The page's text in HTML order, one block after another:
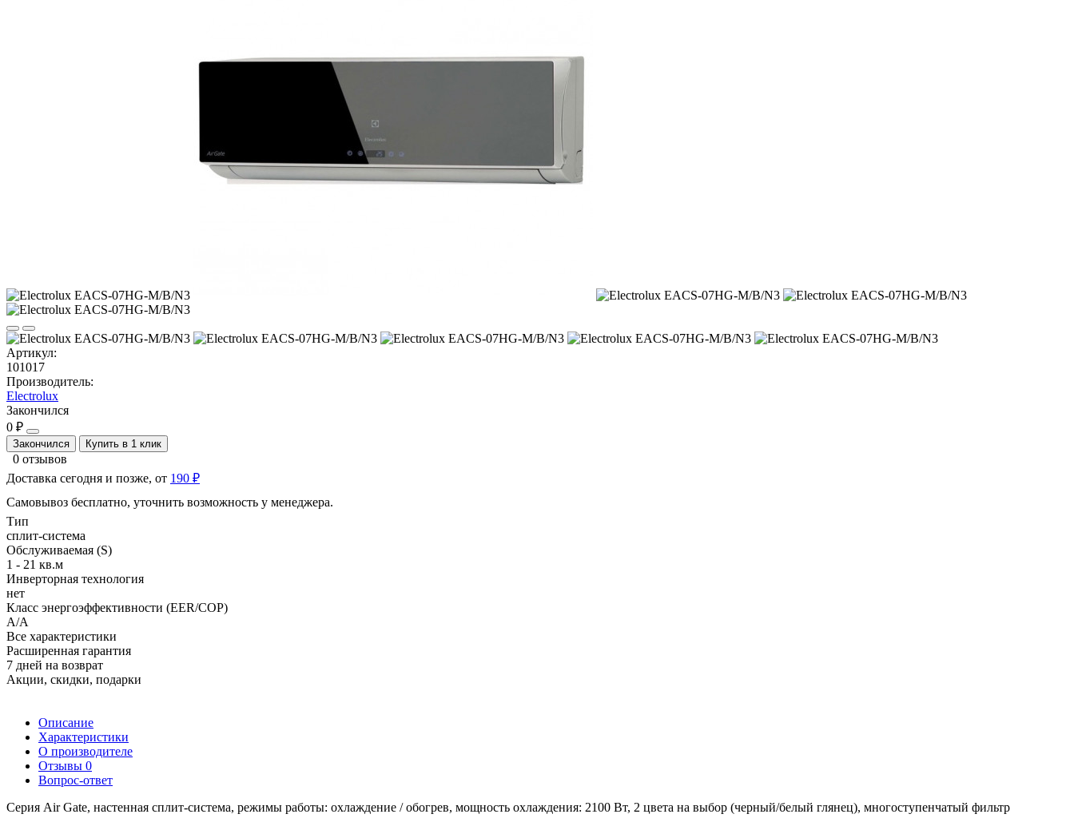
Артикул:
101017
Производитель:
Electrolux
Закончился
0 ₽
Закончился Купить в 1 клик
0 отзывов
Доставка сегодня и позже, от 190 ₽
Самовывоз бесплатно, уточнить возможность у менеджера.
Тип
сплит-система
Обслуживаемая (S)
1 - 21 кв.м
Инверторная технология
нет
Класс энергоэффективности (EER/COP)
A/A
Все характеристики
Расширенная гарантия
7 дней на возврат
Акции, скидки, подарки
Описание
Характеристики
О производителе
Отзывы 0
Вопрос-ответ
Серия Air Gate, настенная сплит-система, режимы работы: охлаждение / обогрев, мощность охлаждения: 2100 Вт, 2 цвета на выбор (черный/белый глянец), многоступенчатый фильтр